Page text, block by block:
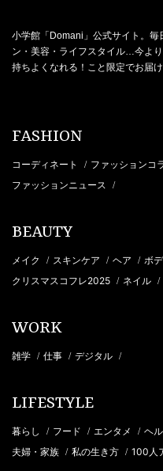
小学館「Domani」公式サイト。毎
ン・美容・ライフスタイル…今よ
持ちよくなれる！こと限定でお届け
FASHION
コーディネート / ファッションコ
ファッションニュース /
BEAUTY
メイク / スキンケア / ヘア / ボ
クリスマスコフレ2025 / ネイル /
WORK
雑学 / 仕事 / デジタル /
LIFESTYLE
暮らし / フード / エンタメ / ヘ
夫婦・家族 / 私の生き方 / 100人